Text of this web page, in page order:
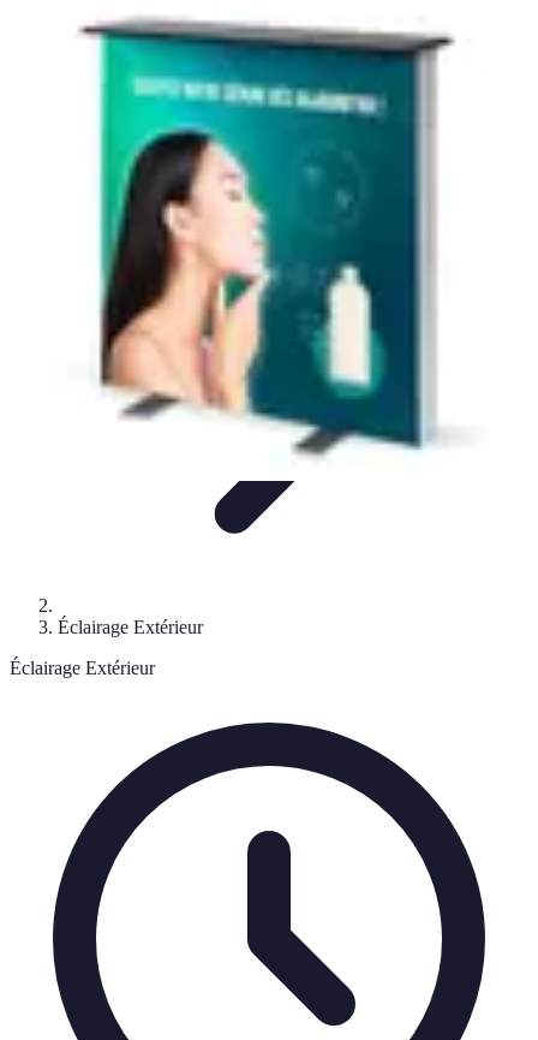
Lighting Guide
Conseils d'achatJardinÉclairage ExtérieurConseils
Lighting Guide
Éclairage Extérieur
Éclairage Extérieur